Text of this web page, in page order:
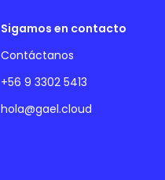
Sigamos en contacto
Contáctanos
+56 9 3302 5413
hola@gael.cloud